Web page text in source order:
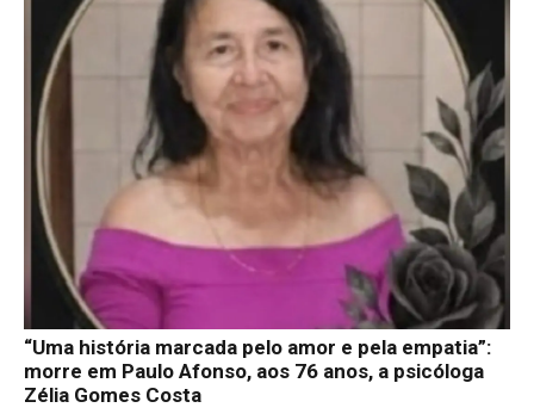
“Uma história marcada pelo amor e pela empatia”:
morre em Paulo Afonso, aos 76 anos, a psicóloga
Zélia Gomes Costa